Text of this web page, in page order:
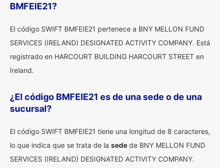
BMFEIE21?
El código SWIFT BMFEIE21 pertenece a BNY MELLON FUND
SERVICES (IRELAND) DESIGNATED ACTIVITY COMPANY. Está
registrado en HARCOURT BUILDING HARCOURT STREET en
Ireland.
¿El código BMFEIE21 es de una sede o de una
sucursal?
El código SWIFT BMFEIE21 tiene una longitud de 8 caracteres,
lo que indica que se trata de la sede de BNY MELLON FUND
SERVICES (IRELAND) DESIGNATED ACTIVITY COMPANY.